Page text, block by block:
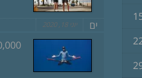
ים יוני 18, 2020
20,000 מיל